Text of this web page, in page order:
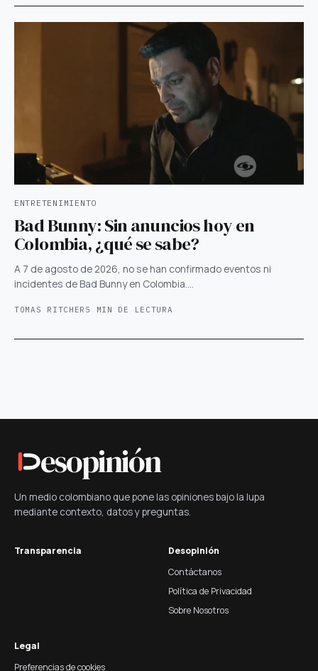
ENTRETENIMIENTO
Bad Bunny: Sin anuncios hoy en
Colombia, ¿qué se sabe?
A 7 de agosto de 2026, no se han confirmado eventos ni
incidentes de Bad Bunny en Colombia.…
TOMAS RITCHER 5 MIN DE LECTURA
esopinión
Un medio colombiano que pone las opiniones bajo la lupa
mediante contexto, datos y preguntas.
Transparencia
Desopinión
Contáctanos
Política de Privacidad
Sobre Nosotros
Legal
Preferencias de cookies